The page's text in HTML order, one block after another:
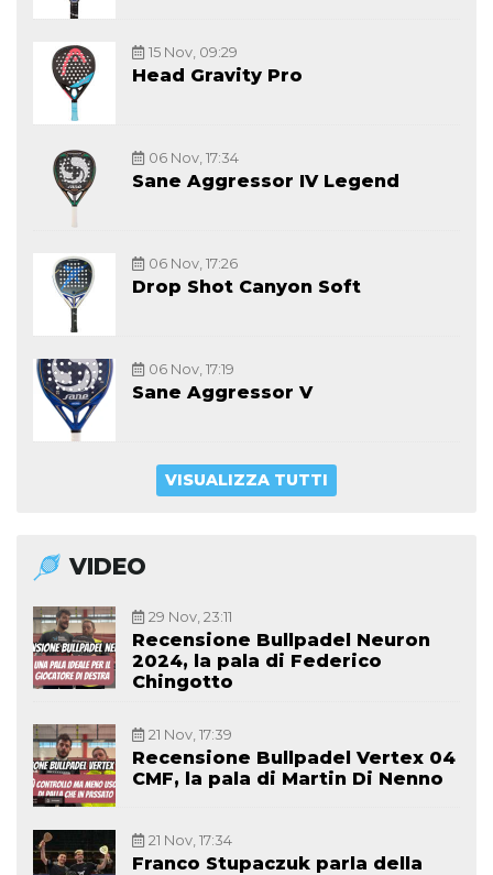
15 Nov, 09:29
Head Gravity Pro
06 Nov, 17:34
Sane Aggressor IV Legend
06 Nov, 17:26
Drop Shot Canyon Soft
06 Nov, 17:19
Sane Aggressor V
VISUALIZZA TUTTI
VIDEO
29 Nov, 23:11
Recensione Bullpadel Neuron
2024, la pala di Federico
Chingotto
21 Nov, 17:39
Recensione Bullpadel Vertex 04
CMF, la pala di Martin Di Nenno
21 Nov, 17:34
Franco Stupaczuk parla della